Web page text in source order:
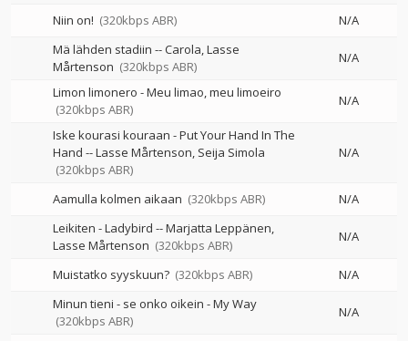
Niin on! (320kbps ABR)
N/A
Mä lähden stadiin --Carola Lasse
Mårtenson (320kbps ABR)
N/A
Limon limonero - Meu limao, meu limoeiro
(320kbps ABR)
N/A
Iske kourasi kouraan - Put Your Hand In The
Hand --Lasse Mårtenson Seija Simola
(320kbps ABR)
N/A
Aamulla kolmen aikaan (320kbps ABR)
N/A
Leikiten - Ladybird --Marjatta Leppänen
Lasse Mårtenson (320kbps ABR)
N/A
Muistatko syyskuun? (320kbps ABR)
N/A
Minun tieni - se onko oikein - My Way
(320kbps ABR)
N/A